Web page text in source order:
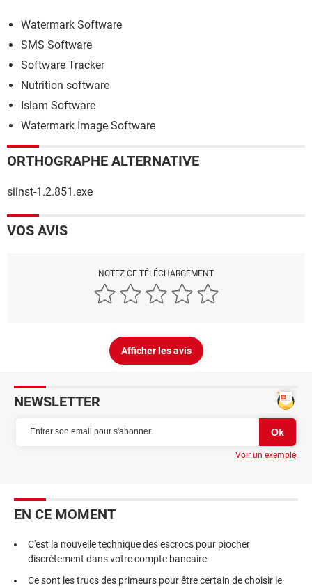
Watermark Software
SMS Software
Software Tracker
Nutrition software
Islam Software
Watermark Image Software
ORTHOGRAPHE ALTERNATIVE
siinst-1.2.851.exe
VOS AVIS
NOTEZ CE TÉLÉCHARGEMENT
Afficher les avis
NEWSLETTER
Voir un exemple
EN CE MOMENT
C'est la nouvelle technique des escrocs pour piocher
discrètement dans votre compte bancaire
Ce sont les trucs des primeurs pour être certain de choisir le